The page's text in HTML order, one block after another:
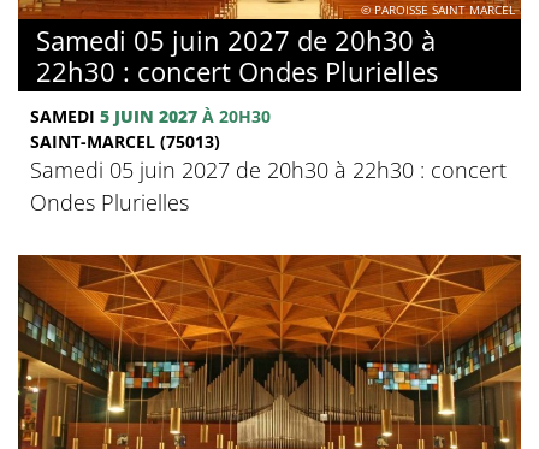
© PAROISSE SAINT MARCEL
Samedi 05 juin 2027 de 20h30 à
22h30 : concert Ondes Plurielles
SAMEDI 5 JUIN 2027 À 20H30
SAINT-MARCEL (75013)
Samedi 05 juin 2027 de 20h30 à 22h30 : concert
Ondes Plurielles